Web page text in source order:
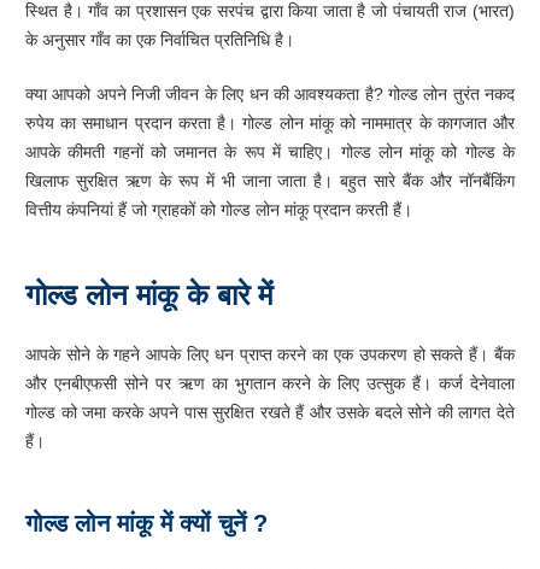
स्थित है। गाँव का प्रशासन एक सरपंच द्वारा किया जाता है जो पंचायती राज (भारत)
के अनुसार गाँव का एक निर्वाचित प्रतिनिधि है।
क्या आपको अपने निजी जीवन के लिए धन की आवश्यकता है? गोल्ड लोन तुरंत नकद
रुपेय का समाधान प्रदान करता है। गोल्ड लोन मांकू को नाममात्र के कागजात और
आपके कीमती गहनों को जमानत के रूप में चाहिए। गोल्ड लोन मांकू को गोल्ड के
खिलाफ सुरक्षित ऋण के रूप में भी जाना जाता है। बहुत सारे बैंक और नॉनबैंकिंग
वित्तीय कंपनियां हैं जो ग्राहकों को गोल्ड लोन मांकू प्रदान करती हैं।
गोल्ड लोन मांकू के बारे में
आपके सोने के गहने आपके लिए धन प्राप्त करने का एक उपकरण हो सकते हैं। बैंक
और एनबीएफसी सोने पर ऋण का भुगतान करने के लिए उत्सुक हैं। कर्ज देनेवाला
गोल्ड को जमा करके अपने पास सुरक्षित रखते हैं और उसके बदले सोने की लागत देते
हैं।
गोल्ड लोन मांकू में क्यों चुनें?